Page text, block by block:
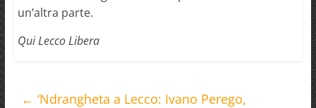
un’altra parte.
Qui Lecco Libera
← ‘Ndrangheta a Lecco: Ivano Perego,